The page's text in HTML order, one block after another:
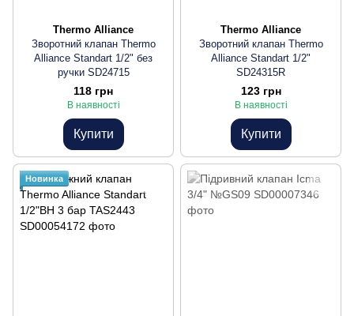
Thermo Alliance
Зворотний клапан Thermo
Alliance Standart 1/2" без
ручки SD24715
118 грн
В наявності
Купити
Thermo Alliance
Зворотний клапан Thermo
Alliance Standart 1/2"
SD24315R
123 грн
В наявності
Купити
Новинка